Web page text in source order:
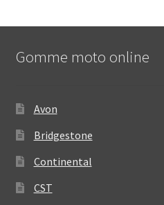
Gomme moto online
Avon
Bridgestone
Continental
CST